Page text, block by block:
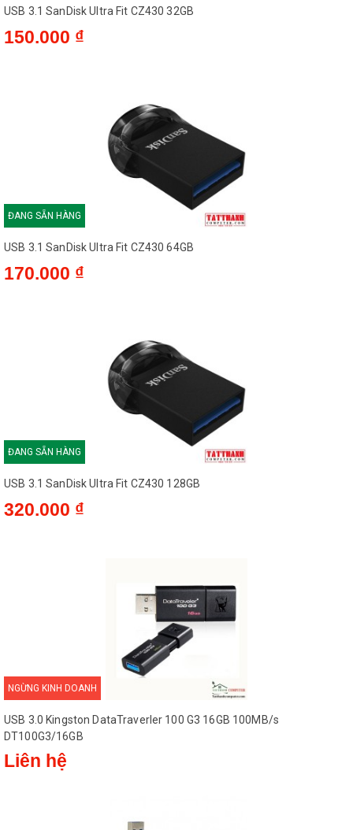
khít vào cổng USB của thiết bị và được
thiết kế để có thể cắm liên tục mà
không cần phải tháo ra, vì vậy bạn
không phải lo lắng về việc bị rơi hoặc bị
nứt vỡ. Và với dung lượng lên đến
256GB, bạn sẽ có rất nhiều không gian
cho tất cả các hình ảnh, video, âm
Băng thông 3.1 tốc độ cực cao
USB SanDisk Ultra Fit USB 3.1 CZ430
Flash Drive được trang bị băng thông
3.1 cực rộng cho tốc độ chuyển dữ liệu
cực nhanh lên đến 130MB/s. Gấp 15
lần so với chuẩn USB 2.0.
bạn có thể bảo vệ tập tin cá nhân của
bạn trong một thư mục bạn định sẵn
và được bảo vệ bằng mật khẩu trong
khi vẫn giữ các tập tin khác sẵn bình
thường để chia sẻ với mọi người. Với
mã hóa 128-bit, bảo vệ tuyệt đối các
bạn chia sẻ nó với bạn bè.
USB 3.1 SanDisk Ultra Fit CZ430 32GB
150.000 ₫
ĐANG SẴN HÀNG
USB 3.1 SanDisk Ultra Fit CZ430 64GB
170.000 ₫
ĐANG SẴN HÀNG
USB 3.1 SanDisk Ultra Fit CZ430 128GB
320.000 ₫
NGỪNG KINH DOANH
USB 3.0 Kingston DataTraverler 100 G3 16GB 100MB/s
DT100G3/16GB
Liên hệ